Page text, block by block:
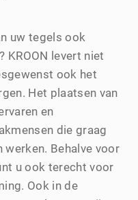
uw tegels ook
KROON levert niet
ook het
Het plaatsen van
en
die graag
werken. Behalve voor
u ook terecht voor
Ook in de